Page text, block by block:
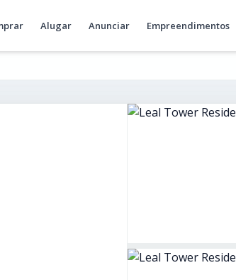
Alugar Anunciar Empreendimentos